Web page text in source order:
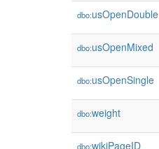
dbo:usOpenDouble
dbo:usOpenMixed
dbo:usOpenSingle
dbo:weight
dbo:wikiPageID